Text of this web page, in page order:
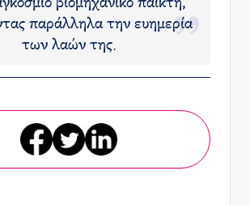
βιομηχανικό παίκτη,
παράλληλα την ευημερία
των λαών της.